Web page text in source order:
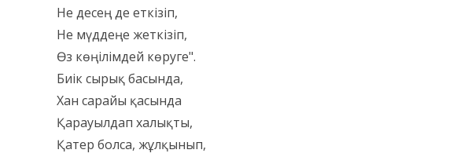
Не десең де еткізіп,
Не мүддеңе жеткізіп,
Өз көңілімдей көруге".
Биік сырық басында,
Хан сарайы қасында
Қарауылдап халықты,
Қатер болса, жұлқынып,